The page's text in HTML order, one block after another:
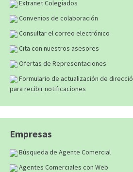
Extranet Colegiados
Convenios de colaboración
Consultar el correo electrónico
Cita con nuestros asesores
Ofertas de Representaciones
Formulario de actualización de
para recibir notificaciones
Empresas
Búsqueda de Agente Comercial
Agentes Comerciales con Web